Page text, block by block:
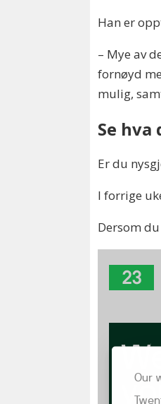
Han er
– Mye av
fornøyd
mulig,
Se hva
Er du
I forrige
Dersom